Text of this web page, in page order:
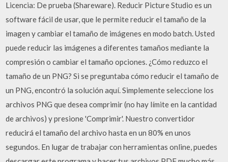
Licencia: De prueba (Shareware). Reducir Picture Studio es un
software fácil de usar, que le permite reducir el tamaño de la
imagen y cambiar el tamaño de imágenes en modo batch. Usted
puede reducir las imágenes a diferentes tamaños mediante la
compresión o cambiar el tamaño opciones. ¿Cómo reduzco el
tamaño de un PNG? Si se preguntaba cómo reducir el tamaño de
un PNG, encontró la solución aquí. Simplemente seleccione los
archivos PNG que desea comprimir (no hay límite en la cantidad
de archivos) y presione 'Comprimir'. Nuestro convertidor
reducirá el tamaño del archivo hasta en un 80% en unos
segundos. En lugar de trabajar con herramientas online, puedes